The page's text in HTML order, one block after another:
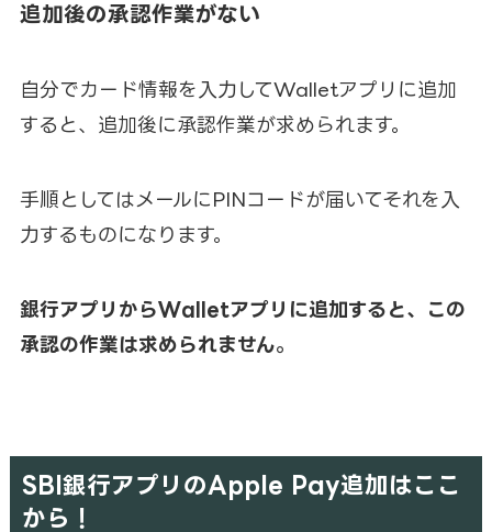
追加後の承認作業がない
自分でカード情報を入力してWalletアプリに追加
すると、追加後に承認作業が求められます。
手順としてはメールにPINコードが届いてそれを入
力するものになります。
銀行アプリからWalletアプリに追加すると、この
承認の作業は求められません。
SBI銀行アプリのApple Pay追加はここ
から！